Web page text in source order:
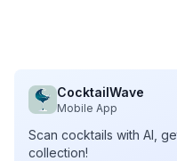
CocktailWave
Mobile App
Scan cocktails with AI,
collection!